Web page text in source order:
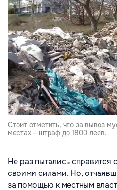
Стоит отметить, что за вывоз
местах – штраф до 1800 леев.
Не раз пытались справится
своими силами. Но,
за помощью к местным